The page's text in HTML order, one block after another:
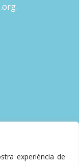
experiència de
.